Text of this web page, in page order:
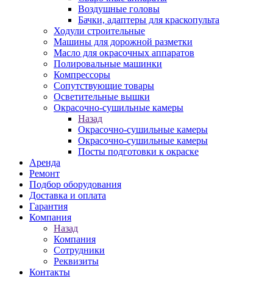
Воздушные головы
Бачки, адаптеры для краскопульта
Ходули строительные
Машины для дорожной разметки
Масло для окрасочных аппаратов
Полировальные машинки
Компрессоры
Сопутствующие товары
Осветительные вышки
Окрасочно-сушильные камеры
Назад
Окрасочно-сушильные камеры
Окрасочно-сушильные камеры
Посты подготовки к окраске
Аренда
Ремонт
Подбор оборудования
Доставка и оплата
Гарантия
Компания
Назад
Компания
Сотрудники
Реквизиты
Контакты